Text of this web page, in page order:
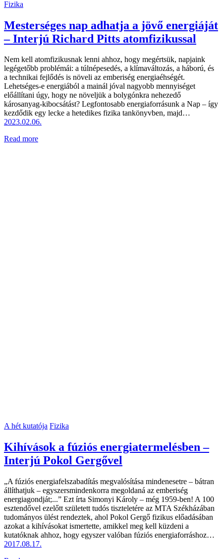
Fizika
Mesterséges nap adhatja a jövő energiáját
– Interjú Richard Pitts atomfizikussal
Nem kell atomfizikusnak lenni ahhoz, hogy megértsük, napjaink
legégetőbb problémái: a túlnépesedés, a klímaváltozás, a háború, és
a technikai fejlődés is növeli az emberiség energiaéhségét.
Lehetséges-e energiából a mainál jóval nagyobb mennyiséget
előállítani úgy, hogy ne növeljük a bolygónkra nehezedő
károsanyag-kibocsátást? Legfontosabb energiaforrásunk a Nap – így
kezdődik egy lecke a hetedikes fizika tankönyvben, majd…
2023.02.06.
Read more
A hét kutatója Fizika
Kihívások a fúziós energiatermelésben –
Interjú Pokol Gergővel
„A fúziós energiafelszabadítás megvalósítása mindenesetre – bátran
állíthatjuk – egyszersmindenkorra megoldaná az emberiség
energiagondját;...” Ezt írta Simonyi Károly – még 1959-ben! A 100
esztendővel ezelőtt született tudós tiszteletére az MTA Székházában
tudományos ülést rendeztek, ahol Pokol Gergő fizikus előadásában
azokat a kihívásokat ismertette, amikkel meg kell küzdeni a
kutatóknak ahhoz, hogy egyszer valóban fúziós energiaforráshoz…
2017.08.17.